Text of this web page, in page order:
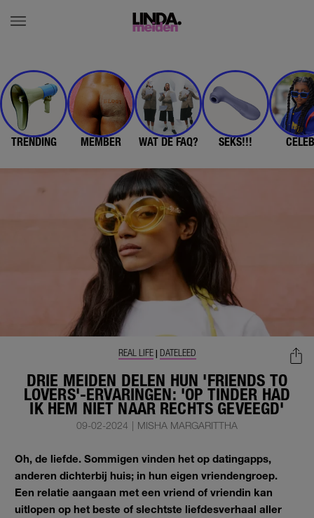
TRENDING MEMBER WAT DE FAQ? SEKS!!!
DRIE MEIDEN DELEN HUN 'FRIENDS TO
LOVERS'-ERVARINGEN: 'OP TINDER HAD
IK HEM NIET NAAR RECHTS GEVEEGD'
REAL LIFE| DATELEED
09-02-2024 | MISHA MARGARITTHA
Oh, de liefde. Sommigen vinden het op datingapps,
anderen dichterbij huis; in hun eigen vriendengroep.
Een relatie aangaan met een vriend of vriendin kan
uitlopen op het beste of slechtste liefdesverhaal aller